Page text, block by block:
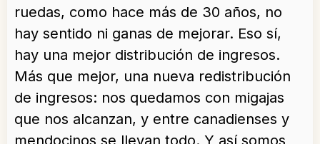
ruedas, como hace más de 30 años, no
hay sentido ni ganas de mejorar. Eso sí,
hay una mejor distribución de ingresos.
Más que mejor, una nueva redistribución
de ingresos: nos quedamos con migajas
que nos alcanzan, y entre canadienses y
mendocinos se llevan todo. Y así somos